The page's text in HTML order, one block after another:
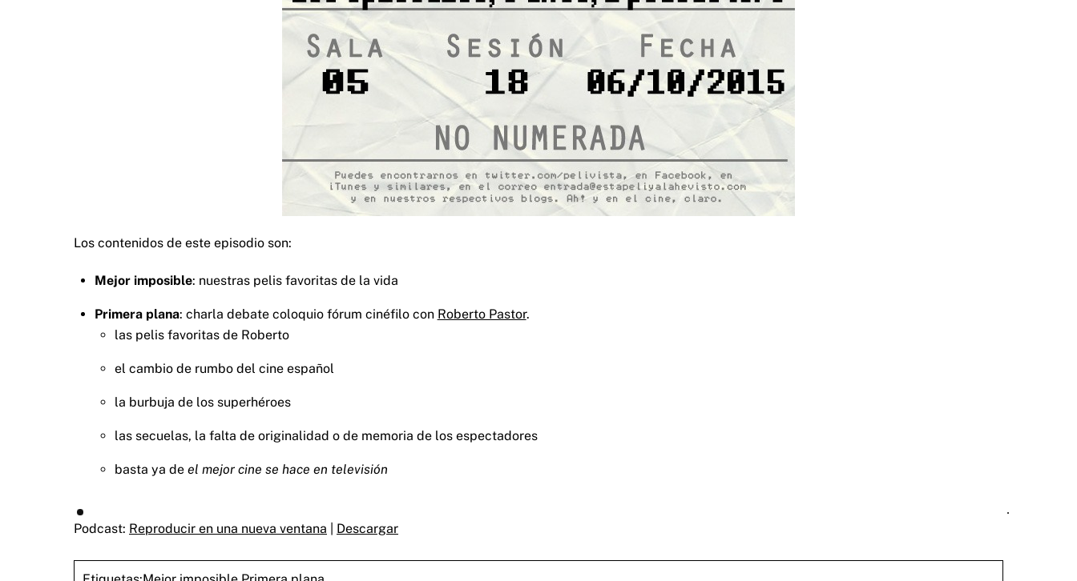
Los contenidos de este episodio son:
Mejor imposible: nuestras pelis favoritas de la vida
Primera plana: charla debate coloquio fórum cinéfilo con Roberto Pastor.
las pelis favoritas de Roberto
el cambio de rumbo del cine español
la burbuja de los superhéroes
las secuelas, la falta de originalidad o de memoria de los espectadores
basta ya deel mejor cine se hace en televisión
Podcast: Reproducir en una nueva ventana Descargar